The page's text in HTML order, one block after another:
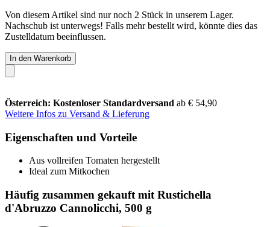
Von diesem Artikel sind nur noch 2 Stück in unserem Lager.
Nachschub ist unterwegs! Falls mehr bestellt wird, könnte dies das
Zustelldatum beeinflussen.
In den Warenkorb
Österreich: Kostenloser Standardversand ab € 54,90
Weitere Infos zu Versand & Lieferung
Eigenschaften und Vorteile
Aus vollreifen Tomaten hergestellt
Ideal zum Mitkochen
Häufig zusammen gekauft mit Rustichella
d'Abruzzo Cannolicchi, 500 g